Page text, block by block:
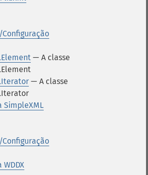
— A classe
— A classe
SimpleXML
WDDX